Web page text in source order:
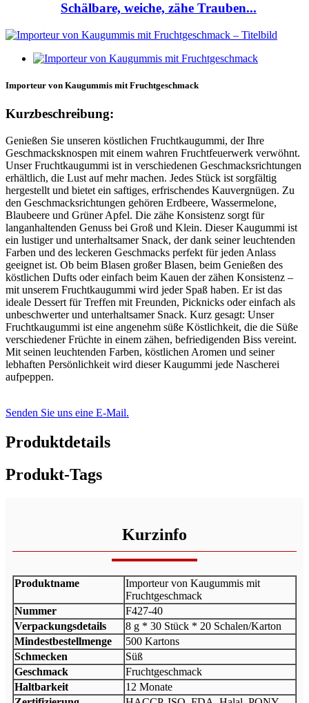
Schälbare, weiche, zähe Trauben...
Importeur von Kaugummis mit Fruchtgeschmack
Kurzbeschreibung:
Genießen Sie unseren köstlichen Fruchtkaugummi, der Ihre
Geschmacksknospen mit einem wahren Fruchtfeuerwerk verwöhnt.
Unser Fruchtkaugummi ist in verschiedenen Geschmacksrichtungen
erhältlich, die Lust auf mehr machen. Jedes Stück ist sorgfältig
hergestellt und bietet ein saftiges, erfrischendes Kauvergnügen. Zu
den Geschmacksrichtungen gehören Erdbeere, Wassermelone,
Blaubeere und Grüner Apfel. Die zähe Konsistenz sorgt für
langanhaltenden Genuss bei Groß und Klein. Dieser Kaugummi ist
ein lustiger und unterhaltsamer Snack, der dank seiner leuchtenden
Farben und des leckeren Geschmacks perfekt für jeden Anlass
geeignet ist. Ob beim Blasen großer Blasen, beim Genießen des
köstlichen Dufts oder einfach beim Kauen der zähen Konsistenz –
mit unserem Fruchtkaugummi wird jeder Spaß haben. Er ist das
ideale Dessert für Treffen mit Freunden, Picknicks oder einfach als
unbeschwerter und unterhaltsamer Snack. Kurz gesagt: Unser
Fruchtkaugummi ist eine angenehm süße Köstlichkeit, die die Süße
verschiedener Früchte in einem zähen, befriedigenden Biss vereint.
Mit seinen leuchtenden Farben, köstlichen Aromen und seiner
lebhaften Persönlichkeit wird dieser Kaugummi jede Nascherei
aufpeppen.
Senden Sie uns eine E-Mail.
Produktdetails
Produkt-Tags
Kurzinfo
Produktname
Importeur von Kaugummis mit
Fruchtgeschmack
Nummer
F427-40
Verpackungsdetails
8 g * 30 Stück * 20 Schalen/Karton
Mindestbestellmenge
500 Kartons
Schmecken
Süß
Geschmack
Fruchtgeschmack
Haltbarkeit
12 Monate